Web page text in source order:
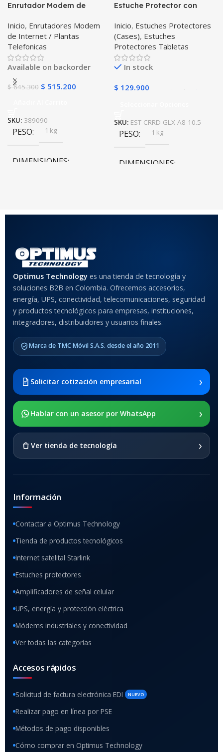
COLOR
Gris,Negro , Azul ,Rosa
COLOR
Negro Azul ,Verde
Azul Oscuro
Enrutador Modem de
Libre Todo Operador 4G
LTE SIMCARD
Inicio, Enrutadores Modem
de Internet / Plantas
Telefonicas
Available on backorder
$645.300 $ 515.200
SKU: 389090
PESO 1 kg
DIMENSIONES
Estuche Protector con
Tablet Samsung Galaxy
Tab A8 10.5 2021 – 2022
SM-x200 SM-x205 Anti
golpes con soporte
Inicio, Estuches Protectores
(Cases), Estuches
Protectores Tabletas
In stock
$ 129.900
SKU: EST-CRRD-GLX-A8-10.5
PESO 1 kg
DIMENSIONES
COLOR
Anti-Shock
MODELO DE TABLETS
COMPATIBLES
2021 SM-x200 / Samsung
Galaxy Tab A8 10.5 2021 SM-
x205
SOPORTE DE APOYO
Optimus Technology es una tienda de tecnología y
soluciones B2B en Colombia. Ofrecemos accesorios,
energía, UPS, conectividad, telecomunicaciones, seguridad
y productos tecnológicos para empresas, instituciones,
integradores, distribuidores y usuarios finales.
Marca de TMC Móvil S.A.S. desde el año 2011
Solicitar cotización empresarial ›
Hablar con un asesor por WhatsApp ›
Ver tienda de tecnología ›
Información
Contactar a Optimus Technology
Tienda de productos tecnológicos
Internet satelital Starlink
Estuches protectores
Amplificadores de señal celular
UPS, energía y protección eléctrica
Módems industriales y conectividad
Ver todas las categorías
Accesos rápidos
Solicitud de factura electrónica EDI NUEVO
Realizar pago en línea por PSE
Métodos de pago disponibles
Cómo comprar en Optimus Technology